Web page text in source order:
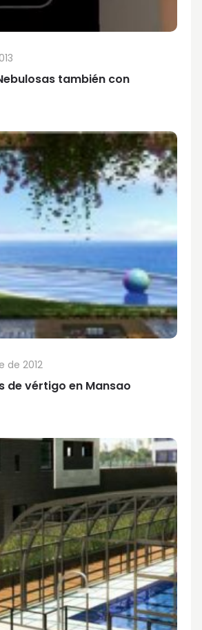
también con
de vértigo en Mansao
de 2012